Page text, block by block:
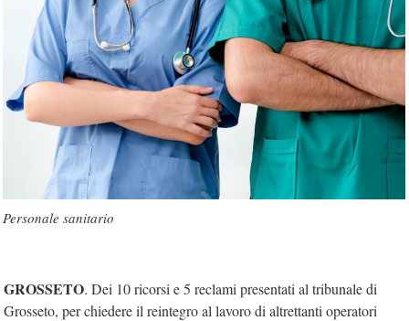
Personale sanitario
GROSSETO. Dei 10 ricorsi e 5 reclami presentati al tribunale di
Grosseto, per chiedere il reintegro al lavoro di altrettanti operatori